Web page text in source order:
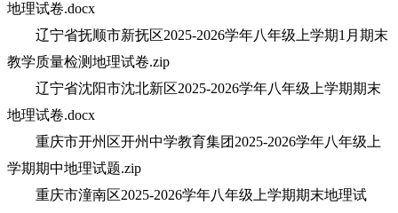
地理试卷.docx
辽宁省抚顺市新抚区2025-2026学年八年级上学期1月期末
教学质量检测地理试卷.zip
辽宁省沈阳市沈北新区2025-2026学年八年级上学期期末
地理试卷.docx
重庆市开州区开州中学教育集团2025-2026学年八年级上
学期期中地理试题.zip
重庆市潼南区2025-2026学年八年级上学期期末地理试